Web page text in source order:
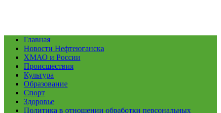
Главная
Новости Нефтеюганска
ХМАО и России
Происшествия
Культура
Образование
Спорт
Здоровье
Политика в отношении обработки персональных